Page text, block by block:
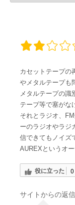
カセットテープの
やメタルテープも
メタルテープの識
テープ等で塞がな
それとラジオ、
ーのラジオやラジ
信できてもノイズ
AUREXというオ
役に立った 0
サイトからの返信